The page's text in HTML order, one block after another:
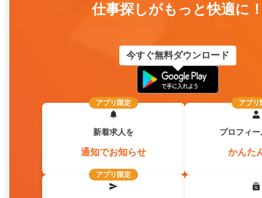
仕事探しがもっと快適に
今すぐ無料ダウンロード
アプリ限定
新着求人を
通知でお知らせ
アプリ
プロフィ
かんた
アプリ限定